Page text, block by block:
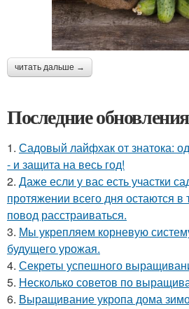
читать дальше →
Последние
1. Садовый лайфхак от знатока:
- и защита на весь год!
2. Даже если у вас есть участки
протяжении всего дня остаются в
повод расстраиваться.
3. Мы укрепляем корневую
будущего урожая.
4. Секреты успешного
5. Несколько советов по
6. Выращивание укропа дома